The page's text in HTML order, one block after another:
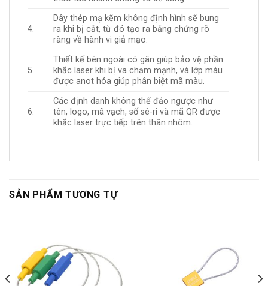
4.
Dây thép mạ kẽm không định hình sẽ bung
ra khi bị cắt, từ đó tạo ra bằng chứng rõ
ràng về hành vi giả mạo.
5.
Thiết kế bên ngoài có gân giúp bảo vệ phần
khắc laser khi bị va chạm mạnh, và lớp màu
được anot hóa giúp phân biệt mã màu.
6.
Các định danh không thể đảo ngược như
tên, logo, mã vạch, số sê-ri và mã QR được
khắc laser trực tiếp trên thân nhôm.
SẢN PHẨM TƯƠNG TỰ